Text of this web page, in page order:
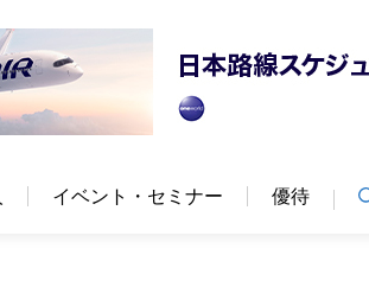
イベント・セミナー 優待